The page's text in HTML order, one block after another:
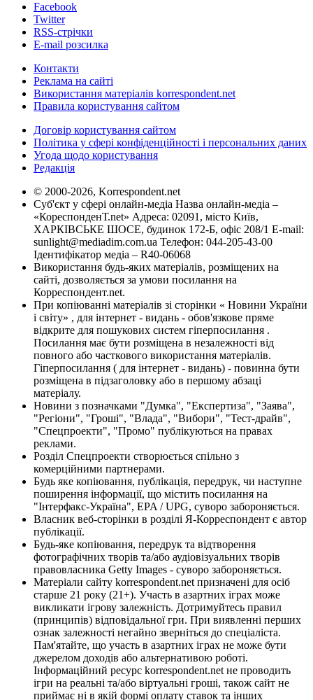
Facebook
Twitter
RSS-стрічки
E-mail розсилка
Контакти
Реклама на сайті
Використання матеріалів korrespondent.net
Правила користування сайтом
Договір користування сайтом
Політика у сфері конфіденційності і персональних даних
Угода щодо користування
Редакція
© 2000-2026, Korrespondent.net
Суб'єкт у сфері онлайн-медіа Назва онлайн-медіа –
«КореспонденТ.net» Адреса: 02091, місто Київ,
ХАРКІВСЬКЕ ШОСЕ, будинок 172-Б, офіс 208/1 E-mail:
sunlight@mediadim.com.ua Телефон: 044-205-43-00
Ідентифікатор медіа – R40-06068
Використання будь-яких матеріалів, розміщених на
сайті, дозволяється за умови посилання на
Корреспондент.net.
При копіюванні матеріалів зі сторінки « Новини України
і світу» , для інтернет - видань - обов'язкове пряме
відкрите для пошукових систем гіперпосилання .
Посилання має бути розміщена в незалежності від
повного або часткового використання матеріалів.
Гіперпосилання ( для інтернет - видань) - повинна бути
розміщена в підзаголовку або в першому абзаці
матеріалу.
Новини з позначками "Думка", "Експертиза", "Заява",
"Регіони", "Гроші", "Влада", "Вибори", "Тест-драйв",
"Спецпроекти", "Промо" публікуються на правах
реклами.
Розділ Спецпроекти створюється спільно з
комерційними партнерами.
Будь яке копіювання, публікація, передрук, чи наступне
поширення інформації, що містить посилання на
"Інтерфакс-Україна", EPA / UPG, суворо забороняється.
Власник веб-сторінки в розділі Я-Корреспондент є автор
публікації.
Будь-яке копіювання, передрук та відтворення
фотографічних творів та/або аудіовізуальних творів
правовласника Getty Images - суворо забороняється.
Матеріали сайту korrespondent.net призначені для осіб
старше 21 року (21+). Участь в азартних іграх може
викликати ігрову залежність. Дотримуйтесь правил
(принципів) відповідальної гри. При виявленні перших
ознак залежності негайно зверніться до спеціаліста.
Пам'ятайте, що участь в азартних іграх не може бути
джерелом доходів або альтернативою роботі.
Інформаційний ресурс korrespondent.net не проводить
ігри на реальні та/або віртуальні гроші, також сайт не
приймає ні в якій формі оплату ставок та інших